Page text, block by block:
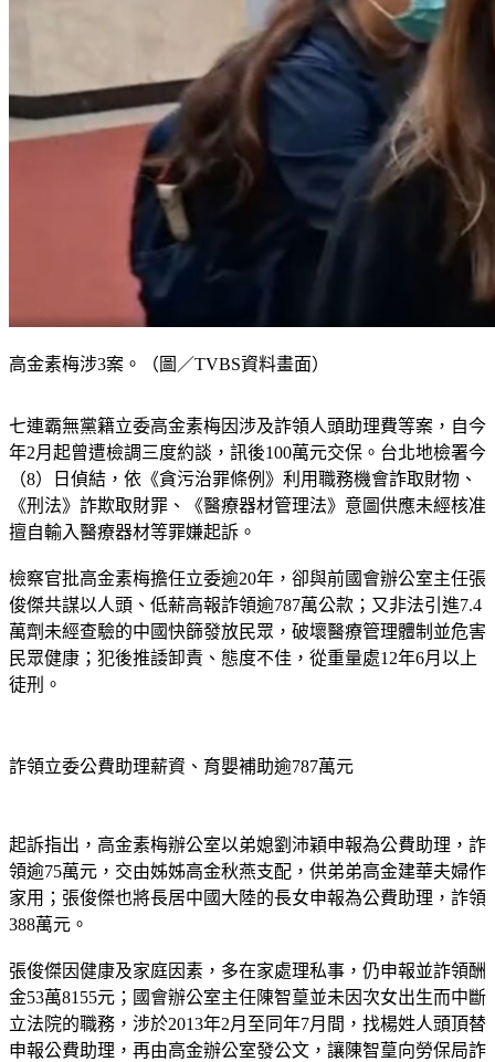
高金素梅涉3案。（圖／TVBS資料畫面）
七連霸無黨籍立委高金素梅因涉及詐領人頭助理費等案，自今
年2月起曾遭檢調三度約談，訊後100萬元交保。台北地檢署今
（8）日偵結，依《貪污治罪條例》利用職務機會詐取財物、
《刑法》詐欺取財罪、《醫療器材管理法》意圖供應未經核准
擅自輸入醫療器材等罪嫌起訴。
檢察官批高金素梅擔任立委逾20年，卻與前國會辦公室主任張
俊傑共謀以人頭、低薪高報詐領逾787萬公款；又非法引進7.4
萬劑未經查驗的中國快篩發放民眾，破壞醫療管理體制並危害
民眾健康；犯後推諉卸責、態度不佳，從重量處12年6月以上
徒刑。
詐領立委公費助理薪資、育嬰補助逾787萬元
起訴指出，高金素梅辦公室以弟媳劉沛穎申報為公費助理，詐
領逾75萬元，交由姊姊高金秋燕支配，供弟弟高金建華夫婦作
家用；張俊傑也將長居中國大陸的長女申報為公費助理，詐領
388萬元。
張俊傑因健康及家庭因素，多在家處理私事，仍申報並詐領酬
金53萬8155元；國會辦公室主任陳智葟並未因次女出生而中斷
立法院的職務，涉於2013年2月至同年7月間，找楊姓人頭頂替
申報公費助理，再由高金辦公室發公文，讓陳智葟向勞保局詐